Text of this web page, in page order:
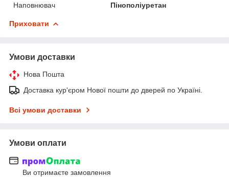
Наповнювач
Пінополіуретан
Приховати
Умови доставки
Нова Пошта
Доставка кур'єром Нової пошти до дверей по Україні.
Всі умови доставки
Умови оплати
Ви отримаєте замовлення